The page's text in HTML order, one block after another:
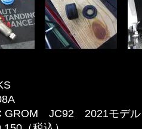
JC92 2021モデル